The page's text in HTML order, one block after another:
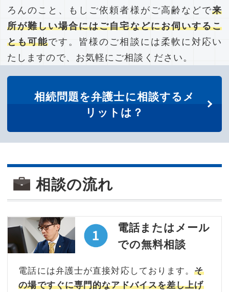
ろんのこと、もしご依頼者様がご高齢などで来
所が難しい場合にはご自宅などにお伺いするこ
とも可能です。皆様のご相談には柔軟に対応い
たしますので、お気軽にご相談ください。
相続問題を弁護士に相談するメ
リットは？
相談の流れ
電話またはメール
での無料相談
電話には弁護士が直接対応しております。そ
の場ですぐに専門的なアドバイスを差し上げ